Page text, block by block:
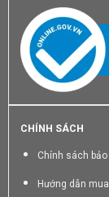
CHÍNH SÁCH
Chính sách
Hướng dẫn